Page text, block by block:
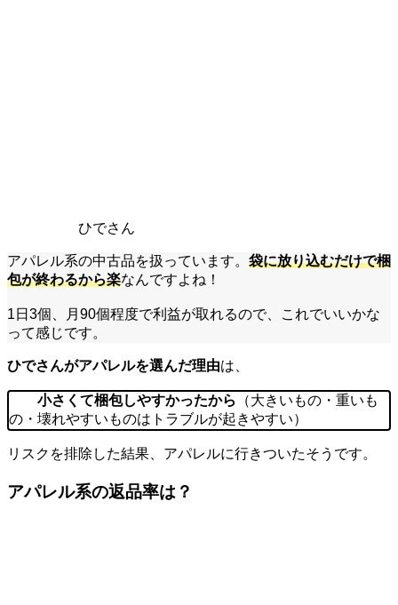
ひでさん
アパレル系の中古品を扱っています。 袋に放り込むだけで梱
包が終わるから楽なんですよね！
1日3個、月90個程度で利益が取れるので、これでいいかな
って感じです。
ひでさんがアパレルを選んだ理由は、
小さくて梱包しやすかったから
（大きいもの・重いも
の・壊れやすいものはトラブルが起きやすい）
リスクを排除した結果、アパレルに行きついたそうです。
アパレル系の返品率は？